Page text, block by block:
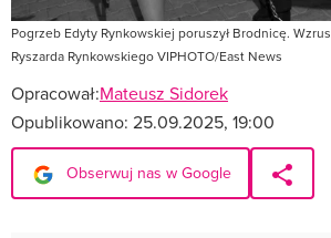
Pogrzeb Edyty Rynkowskiej poruszył Brodnicę.
Ryszarda Rynkowskiego VIPHOTO/East News
Opracował:Mateusz Sidorek
Opublikowano: 25.09.2025, 19:00
Obserwuj nas w Google